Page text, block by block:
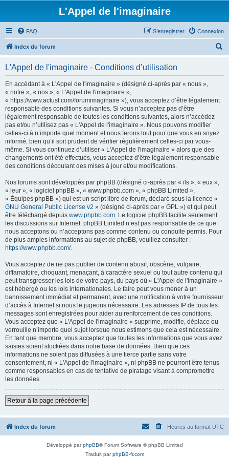
L'Appel de l'imaginaire
FAQ Connexion
S’enregistrer
Index du forum
L'Appel de l'imaginaire - Conditions d’utilisation
En accédant à « L'Appel de l'imaginaire » (désigné ci-après par « nous »,
« notre », « nos », « L'Appel de l'imaginaire »,
« https://www.actusf.com/forumimaginaire »), vous acceptez d’être légalement
responsable des conditions suivantes. Si vous n’acceptez pas d’être
légalement responsable de toutes les conditions suivantes, alors n’accédez
pas et/ou n’utilisez pas « L'Appel de l'imaginaire ». Nous pouvons modifier
celles-ci à n’importe quel moment et nous ferons tout pour que vous en soyez
informé, bien qu’il soit prudent de vérifier régulièrement celles-ci par vous-
même. Si vous continuez d’utiliser « L'Appel de l'imaginaire » alors que des
changements ont été effectués, vous acceptez d’être légalement responsable
des conditions découlant des mises à jour et/ou modifications.
Nos forums sont développés par phpBB (désigné ci-après par « ils », « eux »,
« leur », « logiciel phpBB », « www.phpbb.com », « phpBB Limited »,
« Équipes phpBB ») qui est un script libre de forum, déclaré sous la licence «
GNU General Public License v2 » (désigné ci-après par « GPL ») et qui peut
être téléchargé depuis www.phpbb.com. Le logiciel phpBB facilite seulement
les discussions sur Internet. phpBB Limited n’est pas responsable de ce que
nous acceptons ou n’acceptons pas comme contenu ou conduite permis. Pour
de plus amples informations au sujet de phpBB, veuillez consulter :
https://www.phpbb.com/.
Vous acceptez de ne pas publier de contenu abusif, obscène, vulgaire,
diffamatoire, choquant, menaçant, à caractère sexuel ou tout autre contenu qui
peut transgresser les lois de votre pays, du pays où « L'Appel de l'imaginaire »
est hébergé ou les lois internationales. Le faire peut vous mener à un
bannissement immédiat et permanent, avec une notification à votre fournisseur
d’accès à Internet si nous le jugeons nécessaire. Les adresses IP de tous les
messages sont enregistrées pour aider au renforcement de ces conditions.
Vous acceptez que « L'Appel de l'imaginaire » supprime, modifie, déplace ou
verrouille n’importe quel sujet lorsque nous estimons que cela est nécessaire.
En tant que membre, vous acceptez que toutes les informations que vous avez
saisies soient stockées dans notre base de données. Bien que ces
informations ne soient pas diffusées à une tierce partie sans votre
consentement, ni « L'Appel de l'imaginaire », ni phpBB ne pourront être tenus
comme responsables en cas de tentative de piratage visant à compromettre
les données.
Retour à la page précédente
Index du forum Heures au format UTC
Développé parphpBB® Forum Software © phpBB Limited
Traduit parphpBB-fr.com